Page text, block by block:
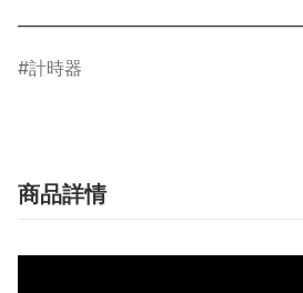
計時器
商品詳情